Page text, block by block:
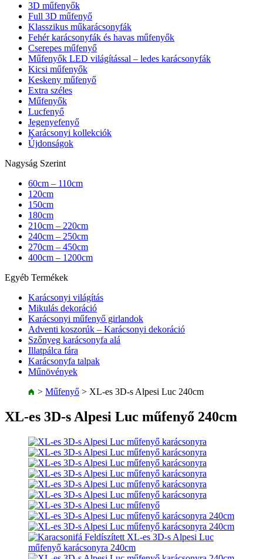
3D műfenyők
Full 3D műfenyő
Klasszikus műkarácsonyfák
Fehér karácsonyfák és havas műfenyők
Cserepes műfenyő
Műfenyők LED világítással – ledes karácsonyfák
Kicsi műfenyők
Keskeny műfenyő
Extra széles
Műfenyők
Lucfenyő
Jegenyefenyő
Karácsonyi kollekciók
Újdonságok
Nagyság Szerint
60cm – 110cm
120cm
150cm
180cm
210cm – 220cm
240cm – 250cm
270cm – 450cm
400cm – 1200cm
Egyéb Termékek
Karácsonyi világítás
Mikulás dekoráció
Karácsonyi műfenyő girlandok
Adventi koszorúk – Karácsonyi dekoráció
Szőnyeg karácsonyfa alá
Illatpálca fára
Karácsonyfa talpak
Műnövények
> Műfenyő > XL-es 3D-s Alpesi Luc 240cm
XL-es 3D-s Alpesi Luc műfenyő 240cm